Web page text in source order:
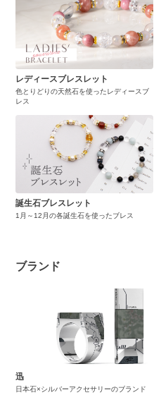
レディースブレスレット
色とりどりの天然石を使ったレディースブ
レス
誕生石ブレスレット
1月～12月の各誕生石を使ったブレス
ブランド
迅
日本石×シルバーアクセサリーのブランド